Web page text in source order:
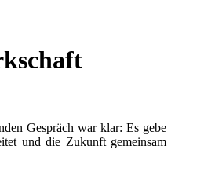
Gespräch war klar: Es gebe
und die Zukunft gemeinsam